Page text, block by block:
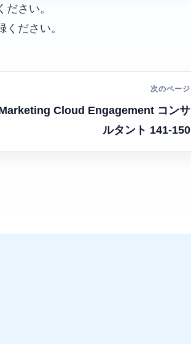
さい。
ください。
次のページ
Cloud Engagement コンサ
ルタント 141-150